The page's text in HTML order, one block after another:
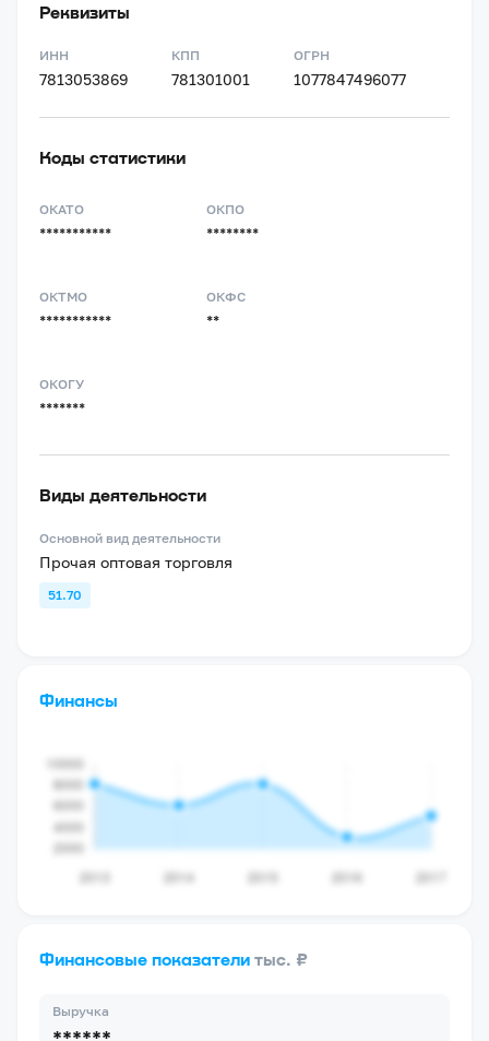
Реквизиты
ИНН
7813053869
КПП
781301001
ОГРН
1077847496077
Коды статистики
ОКАТО
***********
ОКПО
********
ОКТМО
***********
ОКФС
**
ОКОГУ
*******
Виды деятельности
Основной вид деятельности
Прочая оптовая торговля
51.70
Финансы
Финансовые показатели тыс. ₽
Выручка